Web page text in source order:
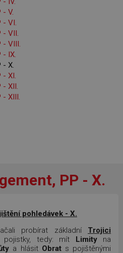
V.
VI.
VII.
VIII.
IX.
X.
XI.
XII.
XIII.
PP - X.
pohledávek - X.
probírat základní Trojici
tedy: mít Limityna
a hlásit Obrats pojištěnými